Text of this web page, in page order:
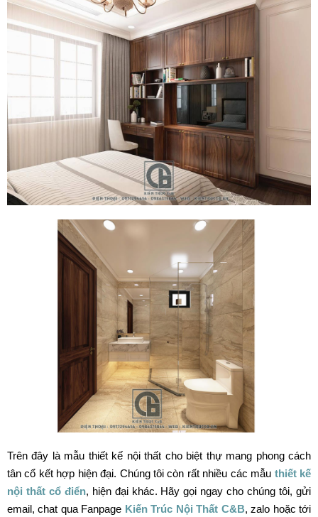
Trên đây là mẫu thiết kế nội thất cho biệt thự mang phong cách
tân cổ kết hợp hiện đại. Chúng tôi còn rất nhiều các mẫu thiết kế
nội thất cổ điển, hiện đại khác. Hãy gọi ngay cho chúng tôi, gửi
email, chat qua Fanpage Kiến Trúc Nội Thất C&B, zalo hoặc tới